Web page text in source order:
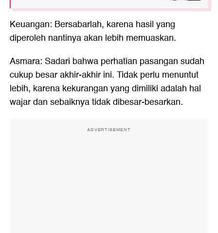
Keuangan: Bersabarlah, karena hasil yang
diperoleh nantinya akan lebih memuaskan.
Asmara: Sadari bahwa perhatian pasangan sudah
cukup besar akhir-akhir ini. Tidak perlu menuntut
lebih, karena kekurangan yang dimiliki adalah hal
wajar dan sebaiknya tidak dibesar-besarkan.
ADVERTISEMENT